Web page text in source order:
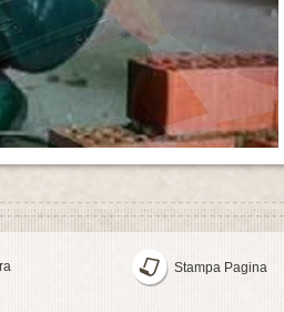
Stampa Pagina